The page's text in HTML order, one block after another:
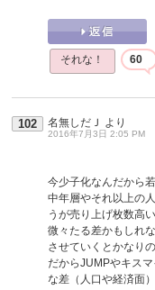
それな！ 60
102 名無しだＪ より
2016年7月3日 2:05 PM
今少子化なんだから
中年層やそれ以上の
うが売り上げ枚数高
微々たる差かもしれ
させていくとかなり
だからJUMPやキス
な差（人口や経済面